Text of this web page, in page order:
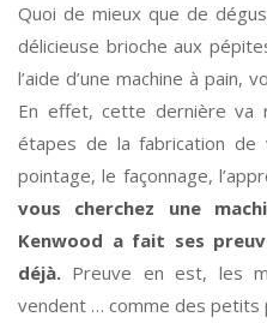
Quoi de mieux que de
délicieuse brioche aux
l’aide d’une machine à pain,
En effet, cette dernière va
étapes de la fabrication
pointage, le façonnage,
vous cherchez une
Kenwood a fait ses
déjà. Preuve en est, les
vendent … comme des petits